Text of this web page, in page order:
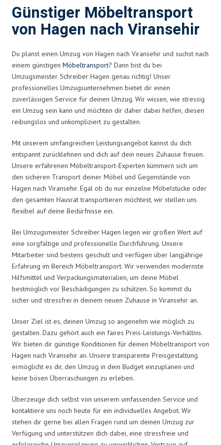
Günstiger Möbeltransport
von Hagen nach Viransehir
Du planst einen Umzug von Hagen nach Viransehir und suchst nach
einem günstigen Möbeltransport? Dann bist du bei
Umzugsmeister Schreiber Hagen genau richtig! Unser
professionelles Umzugsunternehmen bietet dir einen
zuverlässigen Service für deinen Umzug. Wir wissen, wie stressig
ein Umzug sein kann und möchten dir daher dabei helfen, diesen
reibungslos und unkompliziert zu gestalten.
Mit unserem umfangreichen Leistungsangebot kannst du dich
entspannt zurücklehnen und dich auf dein neues Zuhause freuen.
Unsere erfahrenen Möbeltransport-Experten kümmern sich um
den sicheren Transport deiner Möbel und Gegenstände von
Hagen nach Viransehir. Egal ob du nur einzelne Möbelstücke oder
den gesamten Hausrat transportieren möchtest, wir stellen uns
flexibel auf deine Bedürfnisse ein.
Bei Umzugsmeister Schreiber Hagen legen wir großen Wert auf
eine sorgfältige und professionelle Durchführung. Unsere
Mitarbeiter sind bestens geschult und verfügen über langjährige
Erfahrung im Bereich Möbeltransport. Wir verwenden modernste
Hilfsmittel und Verpackungsmaterialien, um deine Möbel
bestmöglich vor Beschädigungen zu schützen. So kommst du
sicher und stressfrei in deinem neuen Zuhause in Viransehir an.
Unser Ziel ist es, deinen Umzug so angenehm wie möglich zu
gestalten. Dazu gehört auch ein faires Preis-Leistungs-Verhältnis.
Wir bieten dir günstige Konditionen für deinen Möbeltransport von
Hagen nach Viransehir an. Unsere transparente Preisgestaltung
ermöglicht es dir, den Umzug in dein Budget einzuplanen und
keine bösen Überraschungen zu erleben.
Überzeuge dich selbst von unserem umfassenden Service und
kontaktiere uns noch heute für ein individuelles Angebot. Wir
stehen dir gerne bei allen Fragen rund um deinen Umzug zur
Verfügung und unterstützen dich dabei, eine stressfreie und